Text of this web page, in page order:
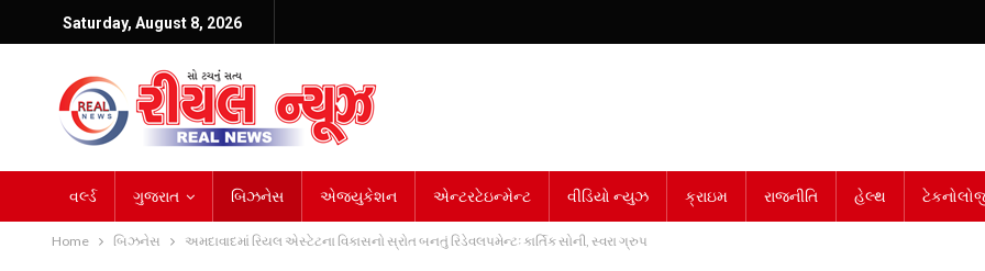
Saturday, August 8, 2026
વર્લ્ડ ગુજરાત બિઝનેસ એજ્યુકેશન એન્ટરટેઇન્મેન્ટ વીડિયો ન્યુઝ ક્રાઇમ રાજનીતિ હેલ્થ
Home બિઝનેસ અમદાવાદમાં રિયલ એસ્ટેટના વિકાસનો સ્રોત બનતું રિડેવલપમેન્ટઃ કાર્તિક સોની, સ્વરા ગ્રુપ